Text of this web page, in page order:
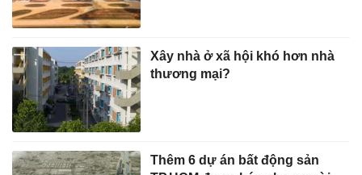
Xây nhà ở xã hội khó hơn nhà
thương mại?
Thêm 6 dự án bất động sản